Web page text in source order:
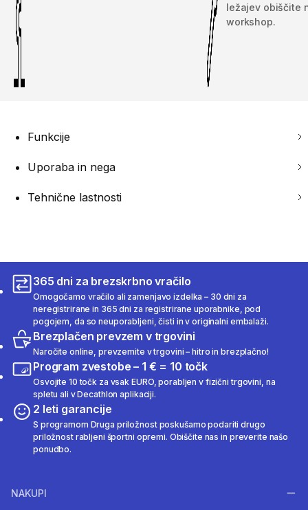
ležajev obiščite
workshop.
Funkcije
Uporaba in nega
Tehnične lastnosti
365 dni za brezskrbno vračilo
Omogočamo vračilo ali zamenjavo izdelka – 30 dni za
neregistrirane in 365 dni za registrirane uporabnike, pod
pogojem, da so neuporabljeni, čisti in v originalni embalaži.
Brezplačen prevzem v trgovini
Naročite online, prevzemite v trgovini – hitro in brezplačno!
Program zvestobe – 1 € = 10 točk
Osvojite 10 točk za vsak EURO, porabljen v fizični trgovini, na
spletu ali v Decathlon aplikaciji.
2 leti garancije
S programom Druga priložnost poskušamo podariti drugo
priložnost rabljeni športni opremi. Obiščite nas in preverite našo
ponudbo.
NAKUPI